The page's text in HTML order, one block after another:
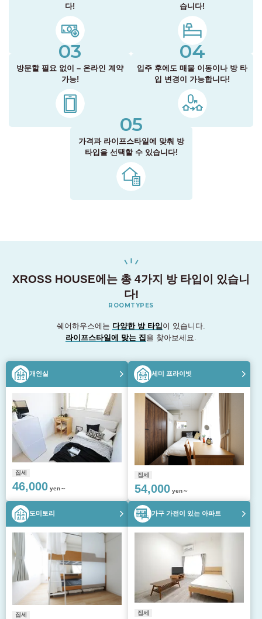
다!
습니다!
03
방문할 필요 없이 – 온라인 계약
가능!
04
입주 후에도 매물 이동이나 방 타
입 변경이 가능합니다!
05
가격과 라이프스타일에 맞춰 방
타입을 선택할 수 있습니다!
XROSS HOUSE에는 총 4가지 방 타입이 있습니
다!
ROOMTYPES
쉐어하우스에는 다양한 방 타입이 있습니다.
라이프스타일에 맞는 집을 찾아보세요.
개인실
집세
46,000 yen～
세미 프라이빗
집세
54,000 yen～
도미토리
집세
가구 가전이 있는 아파트
집세